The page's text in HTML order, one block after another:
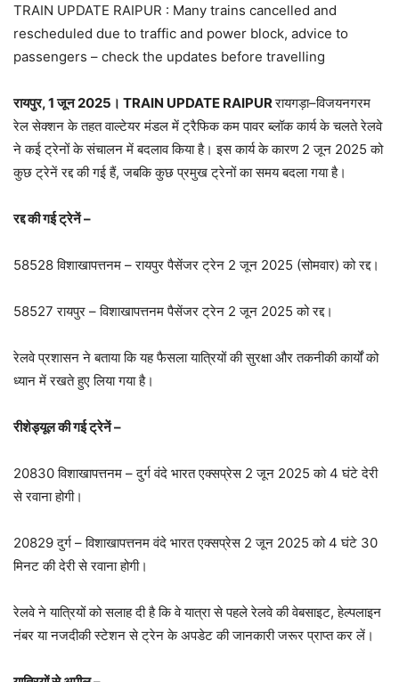
TRAIN UPDATE RAIPUR : Many trains cancelled and
rescheduled due to traffic and power block, advice to
passengers – check the updates before travelling
रायपुर, 1 जून 2025। TRAIN UPDATE RAIPURरायगड़ा–विजयनगरम
रेल सेक्शन के तहत वाल्टेयर मंडल में ट्रैफिक कम पावर ब्लॉक कार्य के चलते रेलवे
ने कई ट्रेनों के संचालन में बदलाव किया है। इस कार्य के कारण 2 जून 2025 को
कुछ ट्रेनें रद्द की गई हैं, जबकि कुछ प्रमुख ट्रेनों का समय बदला गया है।
रद्द की गई ट्रेनें –
58528 विशाखापत्तनम – रायपुर पैसेंजर ट्रेन 2 जून 2025 (सोमवार) को रद्द।
58527 रायपुर – विशाखापत्तनम पैसेंजर ट्रेन 2 जून 2025 को रद्द।
रेलवे प्रशासन ने बताया कि यह फैसला यात्रियों की सुरक्षा और तकनीकी कार्यों को
ध्यान में रखते हुए लिया गया है।
रीशेड्यूल की गई ट्रेनें –
20830 विशाखापत्तनम – दुर्ग वंदे भारत एक्सप्रेस 2 जून 2025 को 4 घंटे देरी
से रवाना होगी।
20829 दुर्ग – विशाखापत्तनम वंदे भारत एक्सप्रेस 2 जून 2025 को 4 घंटे 30
मिनट की देरी से रवाना होगी।
रेलवे ने यात्रियों को सलाह दी है कि वे यात्रा से पहले रेलवे की वेबसाइट, हेल्पलाइन
नंबर या नजदीकी स्टेशन से ट्रेन के अपडेट की जानकारी जरूर प्राप्त कर लें।